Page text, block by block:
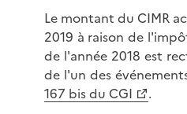
Le montant du CIMR
2019 à raison de
de l'année 2018 est
de l'un des
167 bis du CGI
.